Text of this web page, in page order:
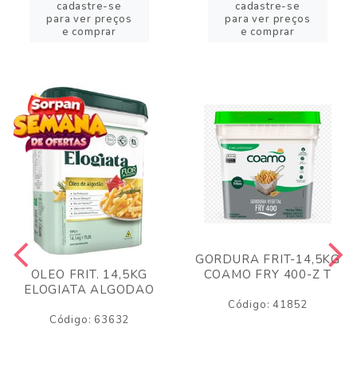
cadastre-se
para ver preços
e comprar
cadastre-se
para ver preços
e comprar
OLEO FRIT. 14,5KG
ELOGIATA ALGODAO
Código: 63632
GORDURA FRIT-14,5KG
COAMO FRY 400-Z T
Código: 41852